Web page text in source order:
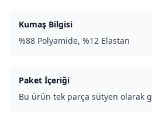
Kumaş Bilgisi
%88 Polyamide, %12 Elastan
Paket İçeriği
Bu ürün tek parça sütyen olarak